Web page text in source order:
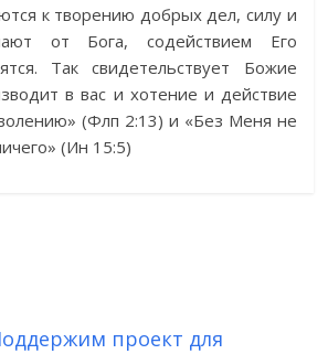
к творению добрых дел, силу и
от Бога, содействием Его
Так свидетельствует Божие
в вас и хотение и действие
(Флп 2:13) и «Без Меня не
(Ин 15:5)
проект для